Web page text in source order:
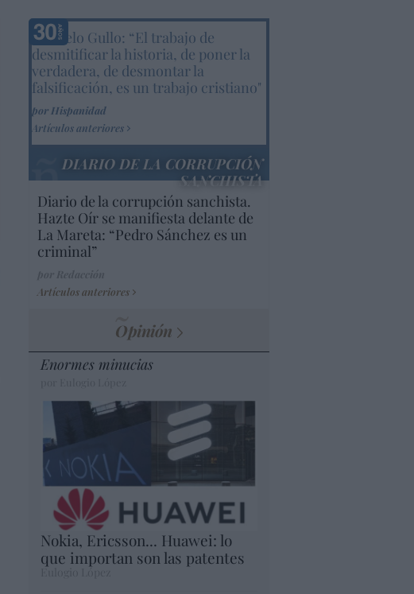
Marcelo Gullo: “El trabajo de
desmitificar la historia, de poner la
verdadera, de desmontar la
falsificación, es un trabajo cristiano"
por Hispanidad
Artículos anteriores
DIARIO DE LA CORRUPCIÓN
SANCHISTA
Diario de la corrupción sanchista.
Hazte Oír se manifiesta delante de
La Mareta: “Pedro Sánchez es un
criminal”
Artículos anteriores
Opinión
Enormes minucias
Nokia, Ericsson... Huawei: lo
que importan son las patentes
Eulogio López